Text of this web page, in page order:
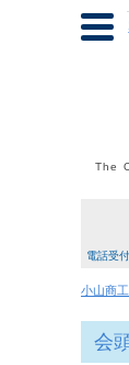
The
電話受
小山商
会